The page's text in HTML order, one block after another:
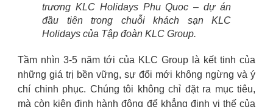
trương KLC Holidays Phu Quoc – dự án
đầu tiên trong chuỗi khách sạn KLC
Holidays của Tập đoàn KLC Group.
Tầm nhìn 3-5 năm tới của KLC Group là kết tinh của
những giá trị bền vững, sự đổi mới không ngừng và ý
chí chinh phục. Chúng tôi không chỉ đặt ra mục tiêu,
mà còn kiên định hành động để khẳng định vị thế của